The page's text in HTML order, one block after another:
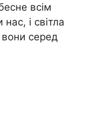
всім
і світла
вони серед